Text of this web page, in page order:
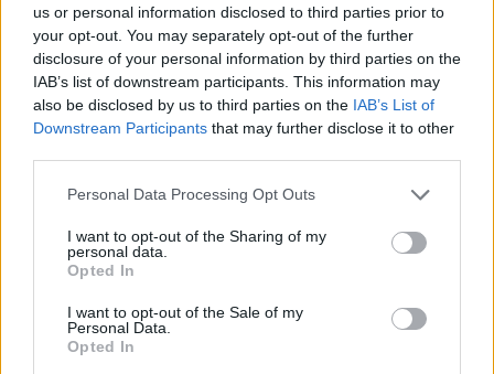
us or personal information disclosed to third parties prior to
your opt-out. You may separately opt-out of the further
disclosure of your personal information by third parties on the
IAB’s list of downstream participants. This information may
also be disclosed by us to third parties on the IAB’s List of
Downstream Participants that may further disclose it to other
Personal Data Processing Opt Outs
I want to opt-out of the Sharing of my
personal data.
Opted In
I want to opt-out of the Sale of my
Personal Data.
Opted In
ΕΣΥ για εξαντλητικές συνθήκες εργασίας
ΕΠΙΚΑΙΡΌΤΗΤΑ